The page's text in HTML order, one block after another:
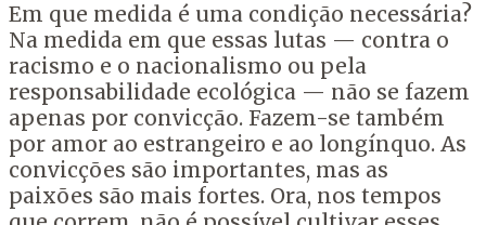
Em que medida é uma condição necessária?
Na medida em que essas lutas — contra o
racismo e o nacionalismo ou pela
responsabilidade ecológica — não se fazem
apenas por convicção. Fazem-se também
por amor ao estrangeiro e ao longínquo. As
convicções são importantes, mas as
paixões são mais fortes. Ora, nos tempos